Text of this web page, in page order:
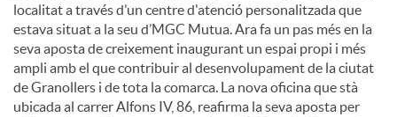
localitat a través d’un centre d'atenció personalitzada que
estava situat a la seu d’MGC Mutua. Ara fa un pas més en la
seva aposta de creixement inaugurant un espai propi i més
ampli amb el que contribuir al desenvolupament de la ciutat
de Granollers i de tota la comarca. La nova oficina que stà
ubicada al carrer Alfons IV, 86, reafirma la seva aposta per